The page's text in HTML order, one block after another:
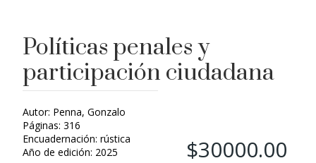
Políticas penales y
participación ciudadana
Autor: Penna, Gonzalo
Páginas: 316
Encuadernación: rústica
Año de edición: 2025
$30000.00